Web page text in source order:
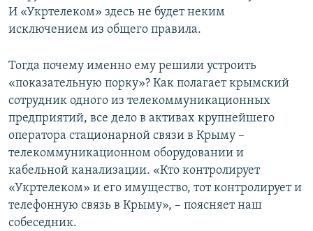
И «Укртелеком» здесь не будет неким
исключением из общего правила.
Тогда почему именно ему решили устроить
«показательную порку»? Как полагает крымский
сотрудник одного из телекоммуникационных
предприятий, все дело в активах крупнейшего
оператора стационарной связи в Крыму –
телекоммуникационном оборудовании и
кабельной канализации. «Кто контролирует
«Укртелеком» и его имущество, тот контролирует и
телефонную связь в Крыму», – поясняет наш
собеседник.